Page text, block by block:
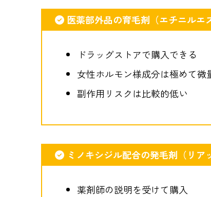
医薬部外品の育毛剤（エチニルエ
ドラッグストアで購入できる
女性ホルモン様成分は極めて微
副作用リスクは比較的低い
ミノキシジル配合の発毛剤（リア
薬剤師の説明を受けて購入